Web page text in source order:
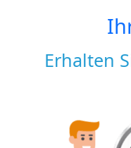
Erhalten